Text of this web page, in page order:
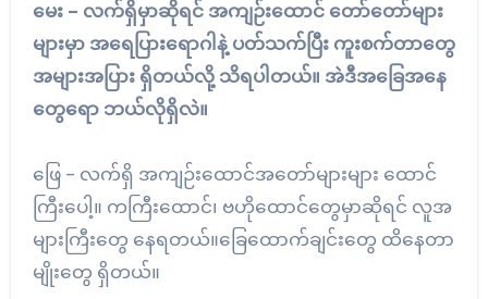
မေး – လက်ရှိမှာဆိုရင် အကျဉ်းထောင် တော်တော်များ
များမှာ အရေပြားရောဂါနဲ့ ပတ်သက်ပြီး ကူးစက်တာတွေ
အများအပြား ရှိတယ်လို့ သိရပါတယ်။ အဲဒီအခြေအနေ
တွေရော ဘယ်လိုရှိလဲ။
ဖြေ – လက်ရှိ အကျဉ်းထောင်အတော်များများ ထောင်
ကြီးပေါ့။ ကကြီးထောင်၊ ဗဟိုထောင်တွေမှာဆိုရင် လူအ
များကြီးတွေ နေရတယ်။ခြေထောက်ချင်းတွေ ထိနေတာ
မျိုးတွေ ရှိတယ်။